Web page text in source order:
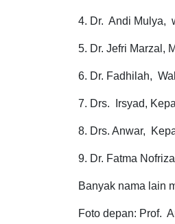
4. Dr. Andi Mulya,
5. Dr. Jefri Marzal,
6. Dr. Fadhilah,
7. Drs. Irsyad,
8. Drs. Anwar,
9. Dr. Fatma
Banyak nama lain
Foto depan: Prof.